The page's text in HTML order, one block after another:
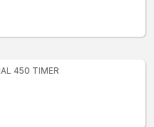
450 TIMER